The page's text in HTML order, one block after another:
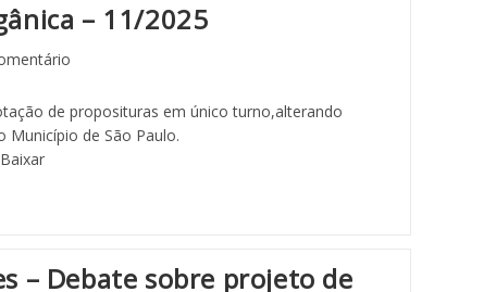
– 11/2025
de proposituras em único turno,alterando
Município de São Paulo.
– Debate sobre projeto de